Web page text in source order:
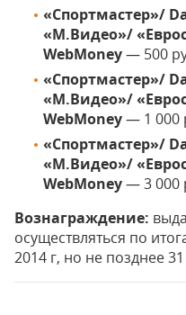
«Спортмастер»/
«М.Видео»/
WebMoney— 500
«Спортмастер»/
«М.Видео»/
WebMoney— 1 000
«Спортмастер»/
«М.Видео»/
WebMoney— 3 000
Вознаграждение:
осуществляться по
2014 г, но не позднее